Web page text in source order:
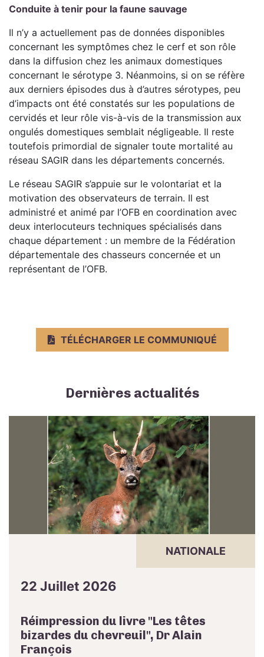
Conduite à tenir pour la faune sauvage
Il n’y a actuellement pas de données disponibles
concernant les symptômes chez le cerf et son rôle
dans la diffusion chez les animaux domestiques
concernant le sérotype 3. Néanmoins, si on se réfère
aux derniers épisodes dus à d’autres sérotypes, peu
d’impacts ont été constatés sur les populations de
cervidés et leur rôle vis-à-vis de la transmission aux
ongulés domestiques semblait négligeable. Il reste
toutefois primordial de signaler toute mortalité au
réseau SAGIR dans les départements concernés.
Le réseau SAGIR s’appuie sur le volontariat et la
motivation des observateurs de terrain. Il est
administré et animé par l’OFB en coordination avec
deux interlocuteurs techniques spécialisés dans
chaque département : un membre de la Fédération
départementale des chasseurs concernée et un
représentant de l’OFB.
TÉLÉCHARGER LE COMMUNIQUÉ
Dernières actualités
NATIONALE
22 Juillet 2026
Réimpression du livre "Les têtes
bizardes du chevreuil", Dr Alain
François